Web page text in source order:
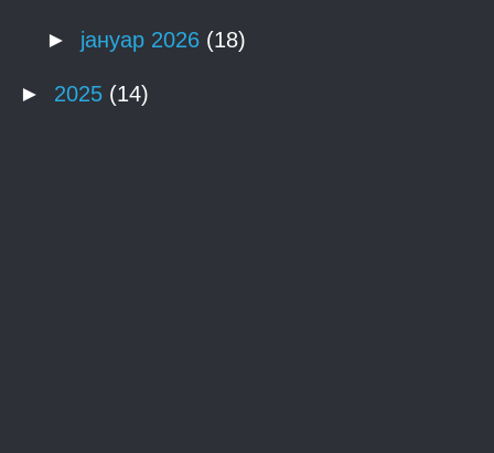
► јануар 2026 (18)
► 2025 (14)